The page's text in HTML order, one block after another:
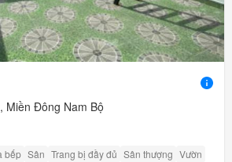
Miền Đông Nam Bộ
bếp Sân Trang bị đầy đủ Sân thượng Vườn